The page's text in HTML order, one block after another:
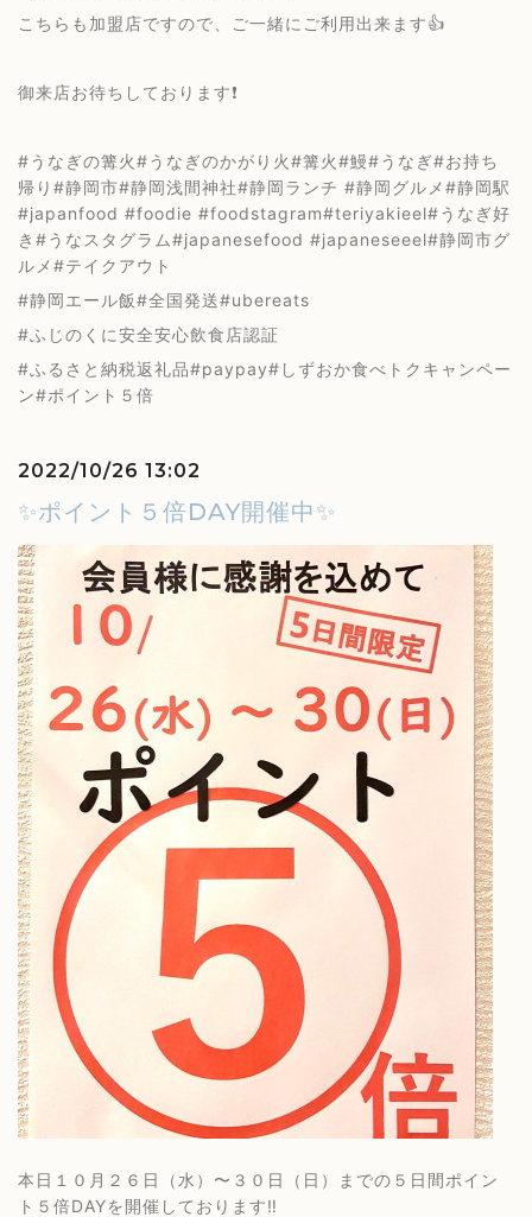
こちらも加盟店ですので、ご一緒にご利用出来ます👍
御来店お待ちしております❗️
#うなぎの篝火#うなぎのかがり火#篝火#鰻#うなぎ#お持ち
帰り#静岡市#静岡浅間神社#静岡ランチ #静岡グルメ#静岡駅
#japanfood #foodie #foodstagram#teriyakieel#うなぎ好
き#うなスタグラム#japanesefood #japaneseeel#静岡市グ
ルメ#テイクアウト
#静岡エール飯#全国発送#ubereats
#ふじのくに安全安心飲食店認証
#ふるさと納税返礼品#paypay#しずおか食べトクキャンペー
ン#ポイント５倍
2022/10/26 13:02
✨ポイント５倍DAY開催中✨
本日１０月２６日（水）〜３０日（日）までの５日間ポイン
ト５倍DAYを開催しております‼️